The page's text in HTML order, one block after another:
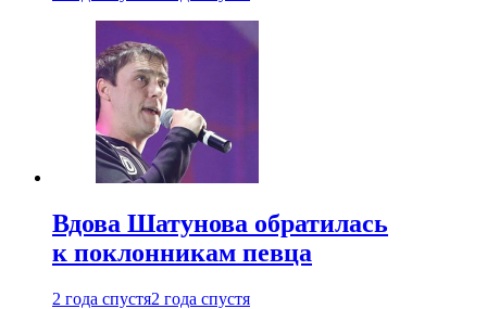
Вдова Шатунова обратилась
к поклонникам певца
2 года спустя2 года спустя